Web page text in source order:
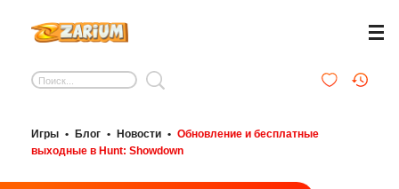
Игры • Блог • Новости • Обновление и бесплатные
выходные в Hunt: Showdown